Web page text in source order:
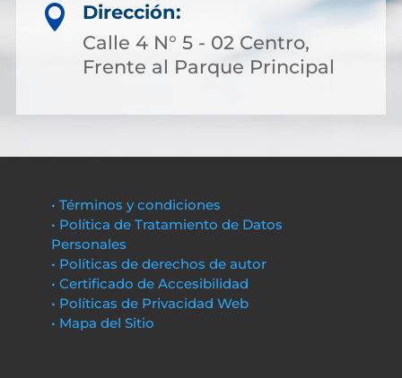

Dirección:
Calle 4 N° 5 - 02 Centro,
Frente al Parque Principal
• Términos y condiciones
• Política de Tratamiento de Datos
Personales
• Políticas de derechos de autor
• Certificado de Accesibilidad
• Políticas de Privacidad Web
• Mapa del Sitio